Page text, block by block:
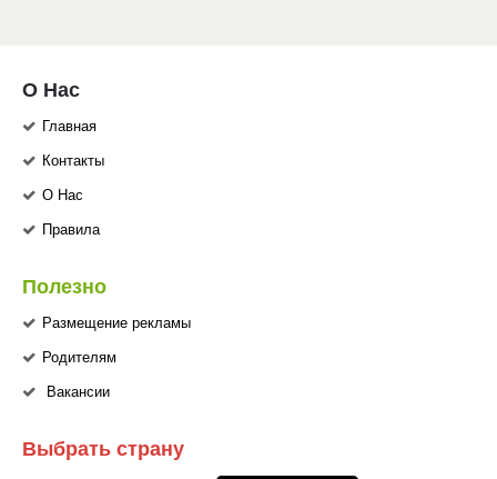
О Нас
Главная
Контакты
О Нас
Правила
Полезно
Размещение рекламы
Родителям
Вакансии
Выбрать страну